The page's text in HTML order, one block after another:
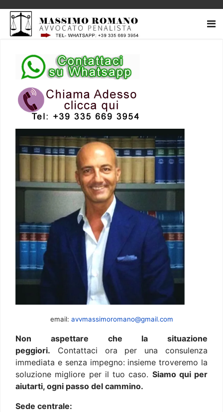
email: avvmassimoromano@gmail.com
Non aspettare che la situazione
peggiori. Contattaci ora per una consulenza
immediata e senza impegno: insieme troveremo la
soluzione migliore per il tuo caso. Siamo qui per
aiutarti, ogni passo del cammino.
Sede centrale: